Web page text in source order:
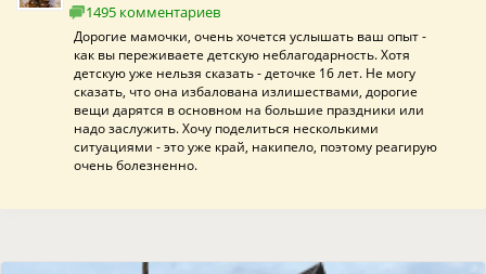
1495 комментариев
Дорогие мамочки, очень хочется услышать ваш опыт -
как вы переживаете детскую неблагодарность. Хотя
детскую уже нельзя сказать - деточке 16 лет. Не могу
сказать, что она избалована излишествами, дорогие
вещи дарятся в основном на большие праздники или
надо заслужить. Хочу поделиться несколькими
ситуациями - это уже край, накипело, поэтому реагирую
очень болезненно.